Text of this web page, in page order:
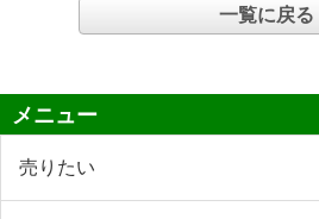
一覧に戻る
メニュー
売りたい